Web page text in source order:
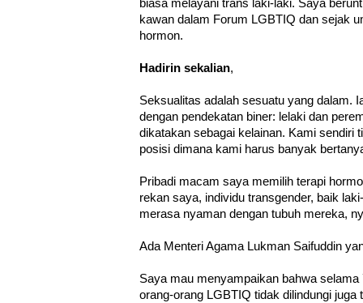
biasa melayani trans laki-laki. Saya
kawan dalam Forum LGBTIQ dan sejak
hormon.
Hadirin sekalian,
Seksualitas adalah sesuatu yang dalam.
dengan pendekatan biner: lelaki dan
dikatakan sebagai kelainan. Kami sendiri
posisi dimana kami harus banyak
Pribadi macam saya memilih terapi
rekan saya, individu transgender, baik
merasa nyaman dengan tubuh mereka,
Ada Menteri Agama Lukman Saifuddin
Saya mau menyampaikan bahwa
orang-orang LGBTIQ tidak dilindungi